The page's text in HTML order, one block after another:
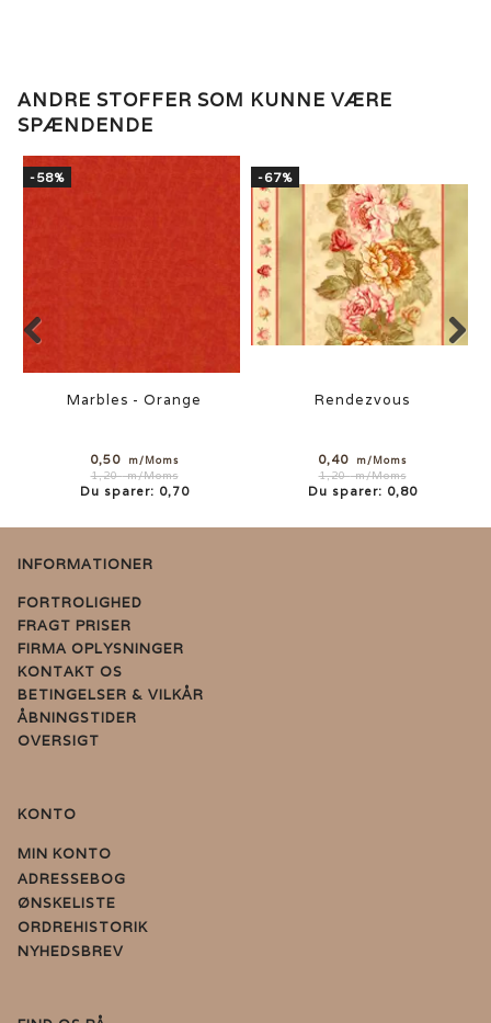
ANDRE STOFFER SOM KUNNE VÆRE
SPÆNDENDE
-58%
Marbles - Orange
0,50 m/Moms
1,20m/Moms
Du sparer: 0,70
-67%
Rendezvous
0,40 m/Moms
1,20m/Moms
Du sparer: 0,80
INFORMATIONER
FORTROLIGHED
FRAGT PRISER
FIRMA OPLYSNINGER
KONTAKT OS
BETINGELSER & VILKÅR
ÅBNINGSTIDER
OVERSIGT
KONTO
MIN KONTO
ADRESSEBOG
ØNSKELISTE
ORDREHISTORIK
NYHEDSBREV